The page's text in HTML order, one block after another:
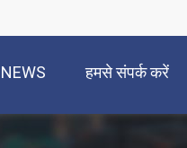
NEWS हमसे संपर्क करें